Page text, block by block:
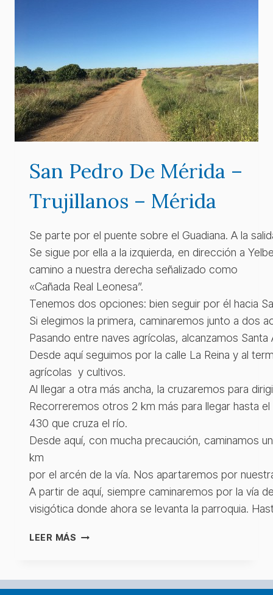
San Pedro De Mérida –
Trujillanos – Mérida
Se parte por el puente sobre el Guadiana. A la
Se sigue por ella a la izquierda, en dirección a
camino a nuestra derecha señalizado como
«Cañada Real Leonesa”.
Tenemos dos opciones: bien seguir por él hacia
Si elegimos la primera, caminaremos junto a dos
Pasando entre naves agrícolas, alcanzamos
Desde aquí seguimos por la calle La Reina y al
agrícolas y cultivos.
Al llegar a otra más ancha, la cruzaremos para
Recorreremos otros 2 km más para llegar hasta
430 que cruza el río.
Desde aquí, con mucha precaución, caminamos
km
por el arcén de la vía. Nos apartaremos por
A partir de aquí, siempre caminaremos por la vía
visigótica donde ahora se levanta la parroquia.
LEER MÁS SAN
–